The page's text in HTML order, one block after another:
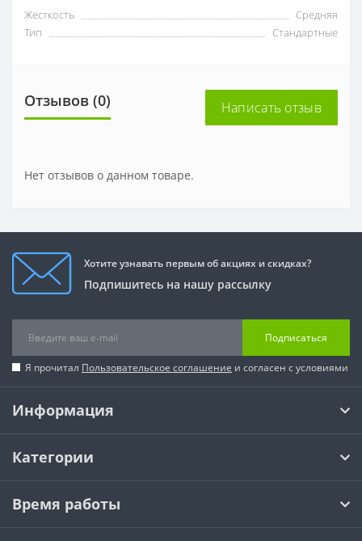
Жесткость
Средняя
Тип
Стандартные
Отзывов (0) Написать отзыв
Нет отзывов о данном товаре.
Хотите узнавать первым об акциях и скидках?
Подпишитесь на нашу рассылку
Подписаться
Я прочитал Пользовательское соглашение и согласен с условиями
Информация
Категории
Время работы